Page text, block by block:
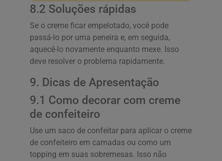
8.2 Soluções rápidas
Se o creme ficar empelotado, você pode
passá-lo por uma peneira e, em seguida,
aquecê-lo novamente enquanto mexe. Isso
deve resolver o problema rapidamente.
9. Dicas de Apresentação
9.1 Como decorar com creme
de confeiteiro
Use um saco de confeitar para aplicar o creme
de confeiteiro em camadas ou como um
topping em suas sobremesas. Isso não